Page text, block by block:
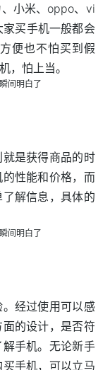
小米、oppo、vi
买手机一般都会
便也不怕买到假
，怕上当。
是获得商品的时
性能和价格，而
解信息，具体的
经过使用可以感
的设计，是否符
手机。无论新手
手机，可以立马